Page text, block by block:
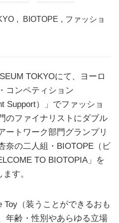
, BIOTOPE , ファッショ
TOKYOにて、ヨーロ
コンペティション
Support）」でファッショ
のファイナリストにダブル
ートワーク部門グランプリ
奈の二人組・BIOTOPE（ビ
TO BIOTOPIA」を
す。
Toy（装うことができるおも
年齢・性別やあらゆる立場